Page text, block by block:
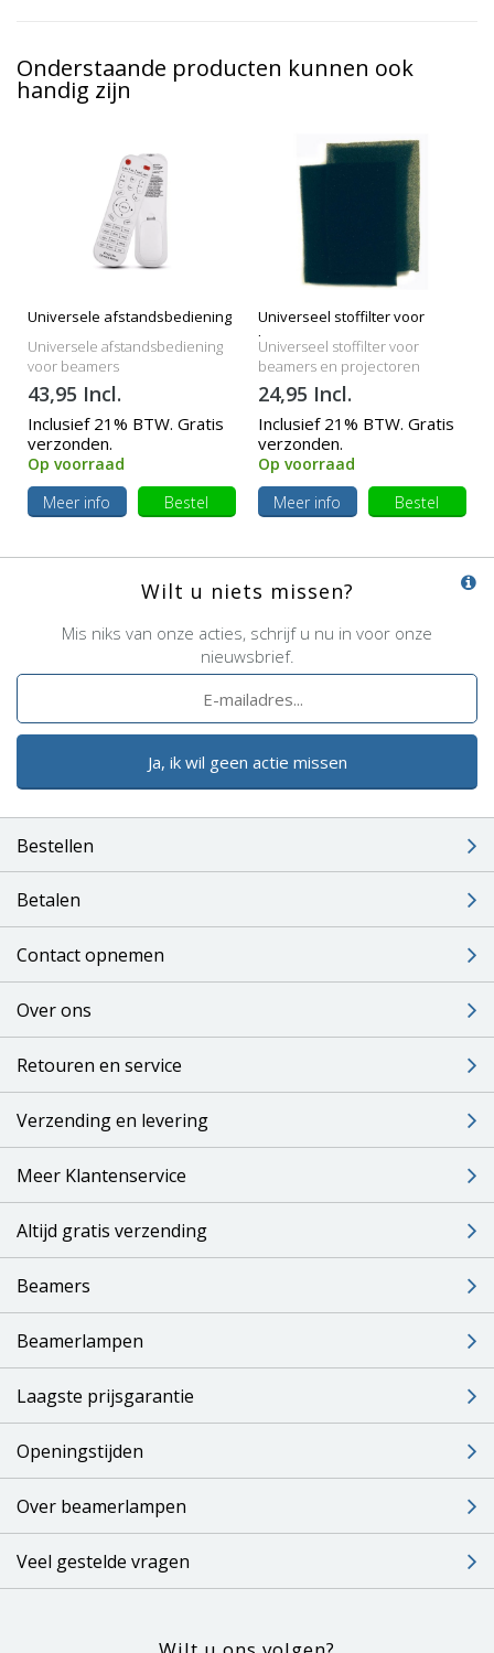
Onderstaande producten kunnen ook
handig zijn
Universele afstandsbediening
Universele afstandsbediening
voor beamers
43,95 Incl.
Inclusief 21% BTW. Gratis
verzonden.
Op voorraad
Meer info
Bestel
Universeel stoffilter voor
beamers
Universeel stoffilter voor
beamers en projectoren
24,95 Incl.
Inclusief 21% BTW. Gratis
verzonden.
Op voorraad
Meer info
Bestel
Wilt u niets missen?
Mis niks van onze acties, schrijf u nu in voor onze
nieuwsbrief.
Ja, ik wil geen actie missen
Bestellen
Betalen
Contact opnemen
Over ons
Retouren en service
Verzending en levering
Meer Klantenservice
Altijd gratis verzending
Beamers
Beamerlampen
Laagste prijsgarantie
Openingstijden
Over beamerlampen
Veel gestelde vragen